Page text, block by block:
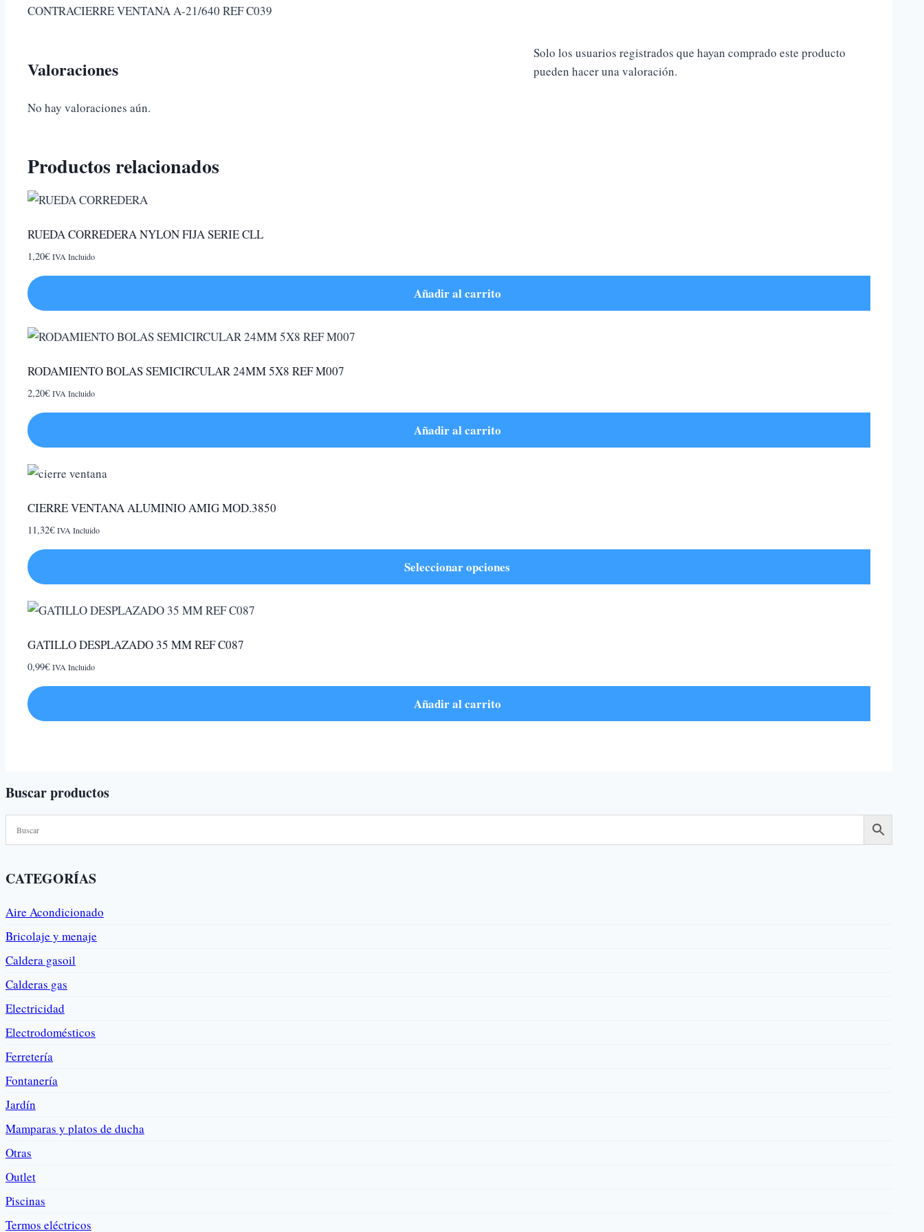
CONTRACIERRE VENTANA A-21/640 REF C039
Valoraciones
No hay valoraciones aún.
Solo los usuarios registrados que hayan comprado este producto
pueden hacer una valoración.
Productos relacionados
RUEDA CORREDERA NYLON FIJA SERIE CLL
1,20€ IVA Incluido
Añadir al carrito
RODAMIENTO BOLAS SEMICIRCULAR 24MM 5X8 REF M007
2,20€ IVA Incluido
Añadir al carrito
CIERRE VENTANA ALUMINIO AMIG MOD.3850
11,32€ IVA Incluido
Seleccionar opciones
producto
múltiples
variantes.
Las
opciones
se
la
página
de
GATILLO DESPLAZADO 35 MM REF C087
0,99€ IVA Incluido
Añadir al carrito
Buscar productos
CATEGORÍAS
Aire Acondicionado
Bricolaje y menaje
Caldera gasoil
Calderas gas
Electricidad
Electrodomésticos
Ferretería
Fontanería
Jardín
Mamparas y platos de ducha
Otras
Outlet
Piscinas
Termos eléctricos